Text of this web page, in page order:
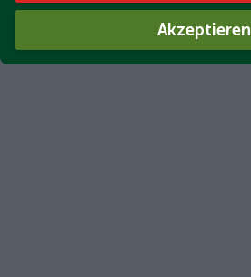
Akzeptieren